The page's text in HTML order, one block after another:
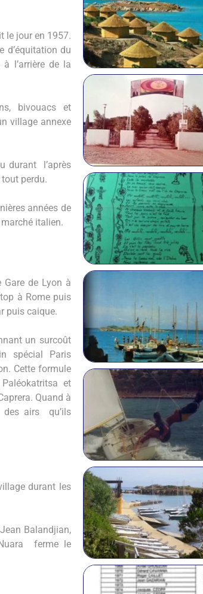
le jour en 1957.
d’équitation du
l’arrière de la
bivouacs et
village annexe
durant l’après
perdu.
années de
italien.
Gare de Lyon à
à Rome puis
puis caique.
un surcoût
spécial Paris
Cette formule
et
Quand à
des airs qu’ils
durant les
Balandjian,
Nuara ferme le